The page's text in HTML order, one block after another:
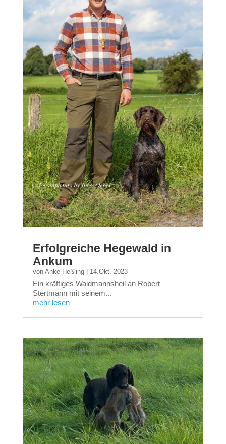
Erfolgreiche Hegewald in
Ankum
von Anke Heßling| 14.Okt. 2023
Ein kräftiges Waidmannsheil an Robert
Stertmann mit seinem...
mehr lesen